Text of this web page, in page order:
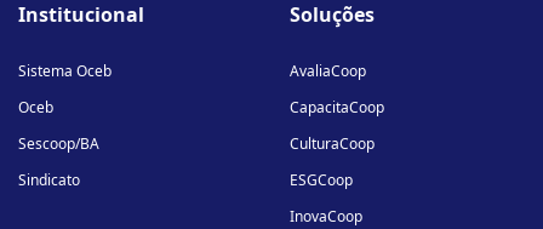
linkedin-
instagram
youtube
Institucional
Sistema Oceb
Oceb
Sescoop/BA
Sindicato
Soluções
AvaliaCoop
CapacitaCoop
CulturaCoop
ESGCoop
InovaCoop